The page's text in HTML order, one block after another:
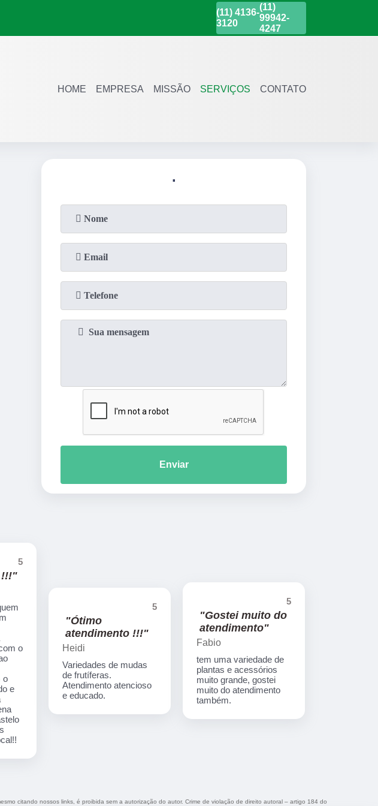
(11) 4136-
3120
(11)
99942-
4247
HOME EMPRESA MISSÃO SERVIÇOS CONTATO
.
Enviar
5
!!!"
o
o
e
5
"Ótimo
atendimento !!!"
Heidi
Variedades de mudas
de frutíferas.
Atendimento atencioso
e educado.
5
"Gostei muito do
atendimento"
Fabio
tem uma variedade de
plantas e acessórios
muito grande, gostei
muito do atendimento
também.
citando nossos links, é proibida sem a autorização do autor. Crime de violação de direito autoral – artigo 184 do